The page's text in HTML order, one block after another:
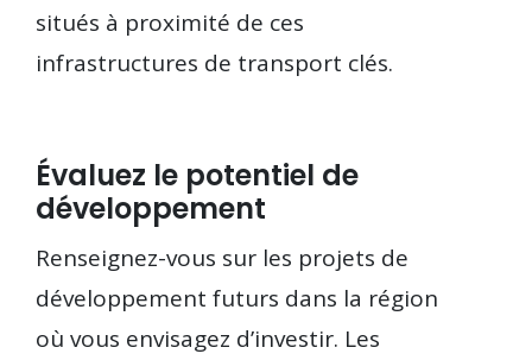
situés à proximité de ces
infrastructures de transport clés.
Évaluez le potentiel de
développement
Renseignez-vous sur les projets de
développement futurs dans la région
où vous envisagez d’investir. Les